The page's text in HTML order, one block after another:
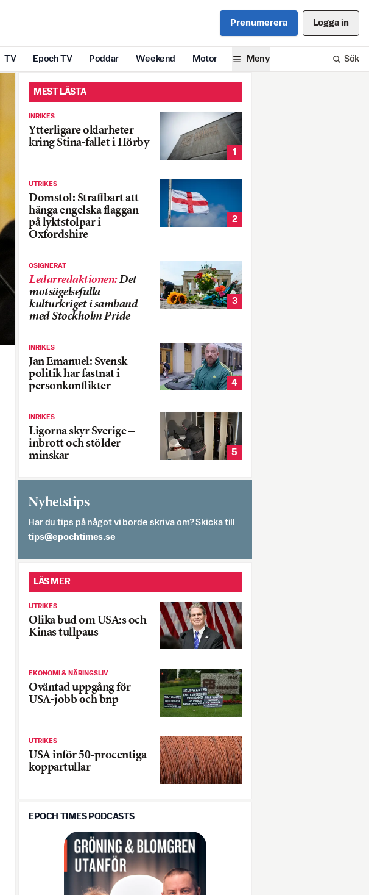
Prenumerera Logga in
TV Epoch TV Poddar Weekend Motor Meny Sök
MEST LÄSTA
INRIKES
Ytterligare oklarheter
kring Stina-fallet i Hörby
1
UTRIKES
Domstol: Straffbart att
hänga engelska flaggan
på lyktstolpar i
Oxfordshire
2
OSIGNERAT
Ledarredaktionen:Det
motsägelsefulla
kulturkriget i samband
med Stockholm Pride
3
INRIKES
Jan Emanuel: Svensk
politik har fastnat i
personkonflikter
4
INRIKES
Ligorna skyr Sverige –
inbrott och stölder
minskar
5
Nyhetstips
Har du tips på något vi borde skriva om? Skicka till
es.semithcope@spit
LÄS MER
UTRIKES
Olika bud om USA:s och
Kinas tullpaus
EKONOMI & NÄRINGSLIV
Oväntad uppgång för
USA-jobb och bnp
UTRIKES
USA inför 50-procentiga
koppartullar
EPOCH TIMES PODCASTS